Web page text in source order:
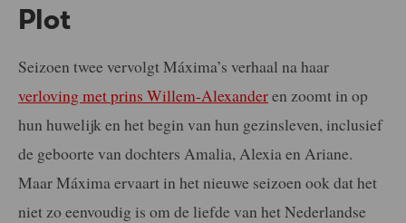
Plot
Seizoen twee vervolgt Máxima’s verhaal na haar
verloving met prins Willem-Alexanderen zoomt in op
hun huwelijk en het begin van hun gezinsleven, inclusief
de geboorte van dochters Amalia, Alexia en Ariane.
Maar Máxima ervaart in het nieuwe seizoen ook dat het
niet zo eenvoudig is om de liefde van het Nederlandse